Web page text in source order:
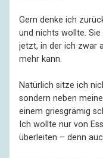
Gern denke ich
und nichts wollte.
jetzt, in der ich zwar
mehr kann.
Natürlich sitze ich
sondern neben
einem griesgrämig
Ich wollte nur von
überleiten – denn